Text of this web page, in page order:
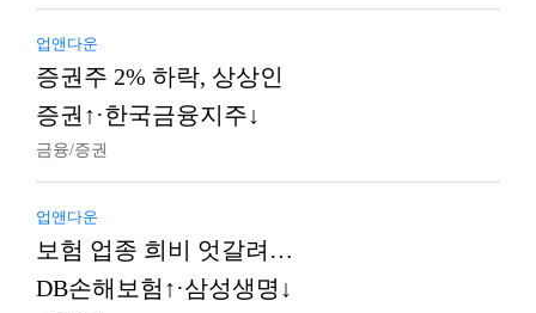
업앤다운
증권주 2% 하락, 상상인
증권↑·한국금융지주↓
금융/증권
업앤다운
보험 업종 희비 엇갈려…
DB손해보험↑·삼성생명↓